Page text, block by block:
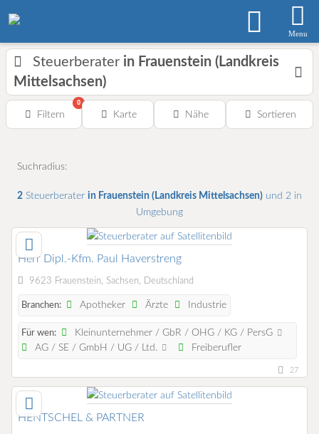
Menu
Steuerberater in Frauenstein (Landkreis
Mittelsachsen)
Filtern
0
Karte Nähe Sortieren
Suchradius:
2 Steuerberater in Frauenstein (Landkreis Mittelsachsen) und 2 in
Umgebung
Herr Dipl.-Kfm. Paul Haverstreng
9623 Frauenstein, Sachsen, Deutschland
Branchen: Apotheker Ärzte Industrie
Für wen:
Kleinunternehmer / GbR / OHG / KG / PersG
AG / SE / GmbH / UG / Ltd.
Freiberufler
27
HENTSCHEL & PARTNER